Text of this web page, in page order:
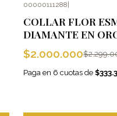
00000111288
COLLAR FLOR
DIAMANTE EN
$2.000.000
Paga en 6 cuotas de